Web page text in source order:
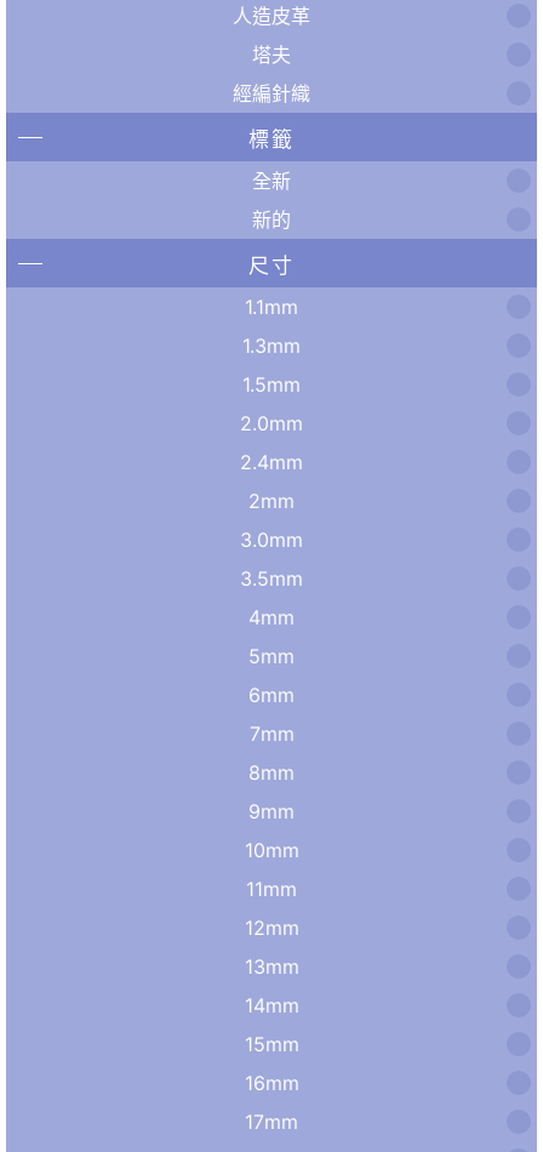
人造皮革
塔夫
經編針織
標籤
全新
新的
尺寸
1.1mm
1.3mm
1.5mm
2.0mm
2.4mm
2mm
3.0mm
3.5mm
4mm
5mm
6mm
7mm
8mm
9mm
10mm
11mm
12mm
13mm
14mm
15mm
16mm
17mm